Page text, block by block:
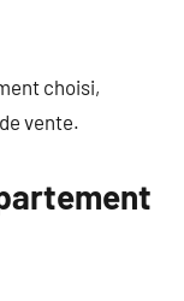
choisi,
vente.